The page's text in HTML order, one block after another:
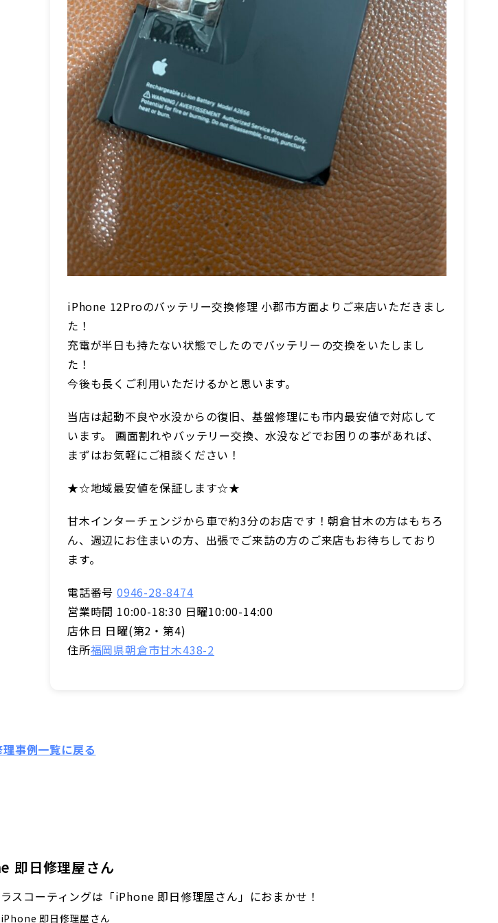
iPhone 12Proのバッテリー交換修理 小郡市方面よりご来店いただきまし
た！
充電が半日も持たない状態でしたのでバッテリーの交換をいたしまし
た！
今後も長くご利用いただけるかと思います。
当店は起動不良や水没からの復旧、基盤修理にも市内最安値で対応して
います。 画面割れやバッテリー交換、水没などでお困りの事があれば、
まずはお気軽にご相談ください！
★☆地域最安値を保証します☆★
甘木インターチェンジから車で約3分のお店です！朝倉甘木の方はもちろ
ん、週辺にお住まいの方、出張でご来訪の方のご来店もお待ちしており
ます。
電話番号 0946-28-8474
営業時間 10:00-18:30 日曜10:00-14:00
店休日 日曜(第2・第4)
住所福岡県朝倉市甘木438-2
事例一覧に戻る
即日修理屋さん
スコーティングは「iPhone 即日修理屋さん」におまかせ！
即日修理屋さん